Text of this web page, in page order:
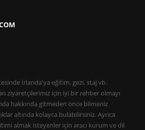
İrlanda'ya eğitim, gezi, staj vb.
ziyaretçilerimiz için iyi bir rehber olmayı
hakkında gitmeden önce bilmeniz
altında kolayca bulabilirsiniz. Ayrıca
almak isteyenler için aracı kurum ve dil